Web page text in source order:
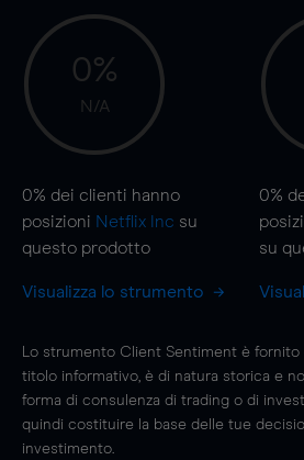
0%
N/A
0% dei clienti hanno
posizioni Netflix Inc su
questo prodotto
Visualizza lo strumento
0%
su
Lo strumento Client Sentiment è
titolo informativo, è di natura storica e
forma di consulenza di trading o di
quindi costituire la base delle tue
investimento.